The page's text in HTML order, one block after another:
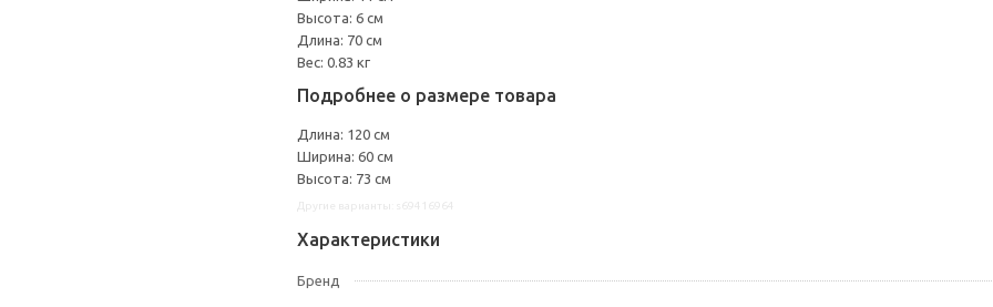
Высота: 6 см
Длина: 70 см
Вес: 0.83 кг
Подробнее о размере товара
Длина: 120 см
Ширина: 60 см
Высота: 73 см
Характеристики
Бренд